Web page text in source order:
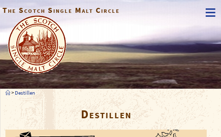
≡
The Scotch Single Malt Circle
> Destillen
Destillen